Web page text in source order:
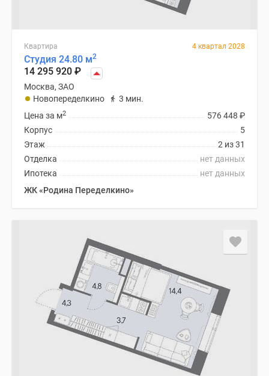
Квартира 4 квартал 2028
Студия 24.80 м2
14 295 920 ₽
Москва, ЗАО
Новопеределкино
3 мин.
576 448 ₽
Цена за м2
5
Корпус
2 из 31
Этаж
нет данных
Отделка
нет данных
Ипотека
ЖК «Родина Переделкино»